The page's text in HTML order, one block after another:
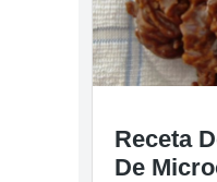
Receta
De